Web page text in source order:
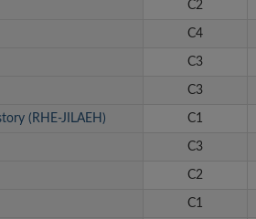
C2
C4
C3
C3
(RHE-JILAEH) C1
C3
C2
C1